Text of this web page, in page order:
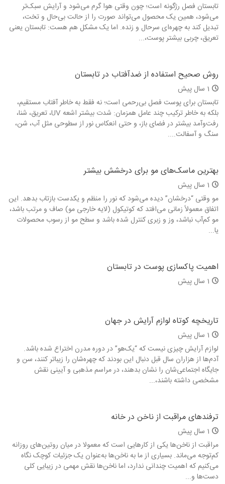
تابستان فصل رژگونه است؛ چون وقتی هوا گرم می‌شود و آرایش سبک‌تر
می‌شود، همین یک محصول می‌تواند صورت را از حالت بی‌حال و تخت،
تبدیل کند به چهره‌ای سرحال و زنده. اما یک مشکل هم هست: تابستان یعنی
تعریق، چربی بیشتر پوست،...
روش صحیح استفاده از ضدآفتاب در تابستان
1 سال پیش
تابستان برای پوست فصل بی‌رحمی است؛ نه فقط به خاطر آفتاب مستقیم،
بلکه به خاطر ترکیب چند عامل همزمان: شدت بیشتر اشعه UV، تعریق، شنا،
رفت‌وآمد بیشتر در فضای باز، و حتی انعکاس نور از سطوحی مثل آب، شن،
سنگ و آسفالت....
بهترین ماسک‌های مو برای درخشش بیشتر
1 سال پیش
مو وقتی “درخشان” دیده می‌شود که نور را منظم و یکدست بازتاب بدهد. این
اتفاق معمولاً زمانی می‌افتد که کوتیکول (لایه خارجی مو) صاف و مرتب باشد،
مو کم‌آب نباشد، وز و زبری کنترل شده باشد و سطح مو از رسوب محصولات
یا...
اهمیت پاکسازی پوست در تابستان
1 سال پیش
تاریخچه کوتاه لوازم آرایش در جهان
1 سال پیش
لوازم آرایش چیزی نیست که “یک‌هو” در دوره مدرن اختراع شده باشد.
آدم‌ها از هزاران سال قبل دنبال این بودند که چهره‌شان را زیباتر کنند، سن و
جایگاه اجتماعی‌شان را نشان بدهند، در مراسم مذهبی و آیینی نقش
مشخصی داشته باشند،...
ترفندهای مراقبت از ناخن در خانه
1 سال پیش
مراقبت از ناخن‌ها یکی از کارهایی است که معمولا در میان روتین‌های روزانه
کم‌توجه می‌ماند. بسیاری از ما به ناخن‌ها به‌عنوان یک جزئیات کوچک نگاه
می‌کنیم که اهمیت چندانی ندارد، اما ناخن‌ها نقش مهمی در زیبایی کلی
دست‌ها و...